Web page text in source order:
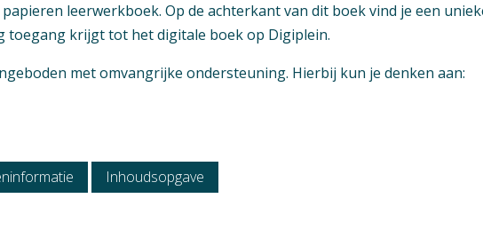
/ Kwalificatie / Uitstroom
ondernemer horeca
horeca ondernemer
leerwerkboek. Op de achterkant van dit boek vind je een
toegang krijgt tot het digitale boek op Digiplein.
met omvangrijke ondersteuning. Hierbij kun je denken aan:
Inhoudsopgave